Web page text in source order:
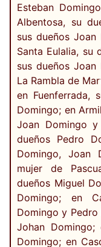
Esteban
Albentosa, su
sus dueños
Santa Eulalia, su
sus dueños
La Rambla de
en Fuenferrada,
Domingo; en
Joan Domingo
dueños Pedro
Domingo, Joan
mujer de
dueños Miguel
Domingo; en
Domingo y Pedro
Johan Domingo;
Domingo; en